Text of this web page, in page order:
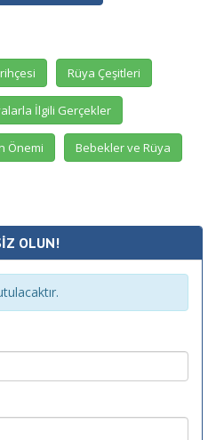
Rüya Çeşitleri
İlgili Gerçekler
Önemi Bebekler ve Rüya
OLUN!